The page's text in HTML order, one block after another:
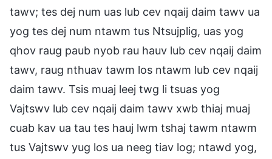
tawv; tes dej num uas lub cev nqaij daim tawv ua
yog tes dej num ntawm tus Ntsujplig, uas yog
qhov raug paub nyob rau hauv lub cev nqaij daim
tawv, raug nthuav tawm los ntawm lub cev nqaij
daim tawv. Tsis muaj leej twg li tsuas yog
Vajtswv lub cev nqaij daim tawv xwb thiaj muaj
cuab kav ua tau tes hauj lwm tshaj tawm ntawm
tus Vajtswv yug los ua neeg tiav log; ntawd yog,